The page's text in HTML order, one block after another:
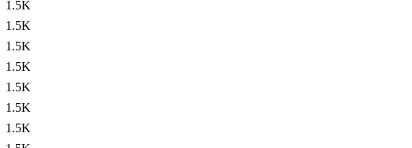
1.5K
1.5K
1.5K
1.5K
1.5K
1.5K
1.5K